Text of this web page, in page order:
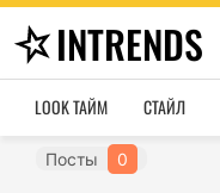
INTRENDS
LOOK ТАЙМ СТАЙЛ
Посты
0